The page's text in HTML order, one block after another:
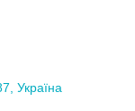
Україна